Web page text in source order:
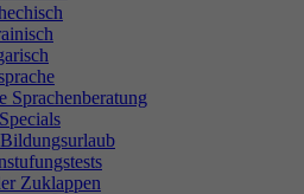
Sprachenberatung
Zuklappen